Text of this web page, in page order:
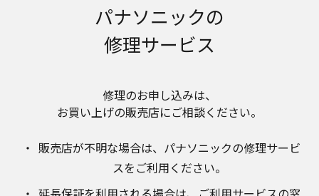
ませんことをご了承ください。
安全上のご注意
ご提供しておりますが、本ウェブサイトでは別紙
にて提供している情報は公開しておりません。
規制などの変化に応じて変更する場合がありま
す。お手持ちの商品に関し、本ウェブサイトに公
開されている取扱説明書に記載の安全上のご注意
についてのご質問等がありましたら、ご購入店、
パナソニックの
修理サービス
修理のお申し込みは、​
お買い上げの販売店にご相談ください。​
販売店が不明な場合は、​パナソニックの修理サービ
スをご利用ください。​